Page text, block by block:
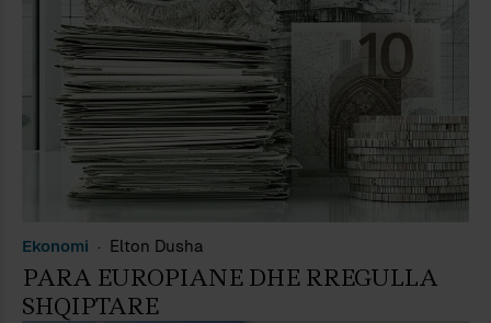
Ekonomi Elton Dusha
PARA EUROPIANE DHE RREGULLA
SHQIPTARE